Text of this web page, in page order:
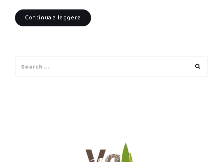
Continua a leggere
for: